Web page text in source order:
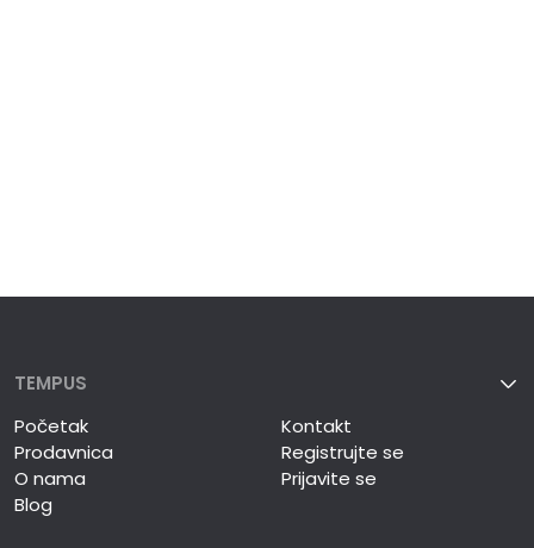
TEMPUS
Početak
Prodavnica
O nama
Blog
Kontakt
Registrujte se
Prijavite se